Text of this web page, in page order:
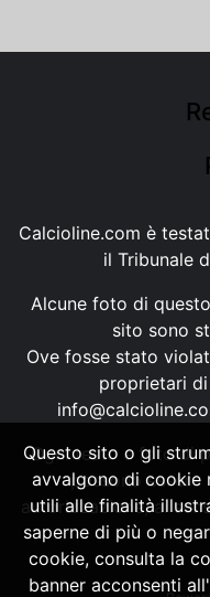
Calcioline.com è
il Tribunale
Alcune foto di
sito sono
Ove fosse stato
proprietari
Ogni testo e foto di
possono
autorizzazione, ai
Questo sito o gli
avvalgono di cookie
utili alle finalità
saperne di più o
cookie, consulta la
banner acconsenti